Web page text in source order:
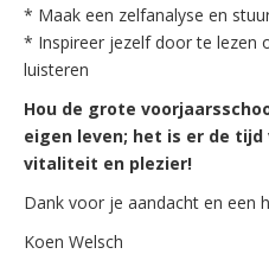
* Maak een zelfanalyse en
* Inspireer jezelf door te lezen
luisteren
Hou de grote
eigen leven; het is er de tijd
vitaliteit en plezier!
Dank voor je aandacht en een
Koen Welsch